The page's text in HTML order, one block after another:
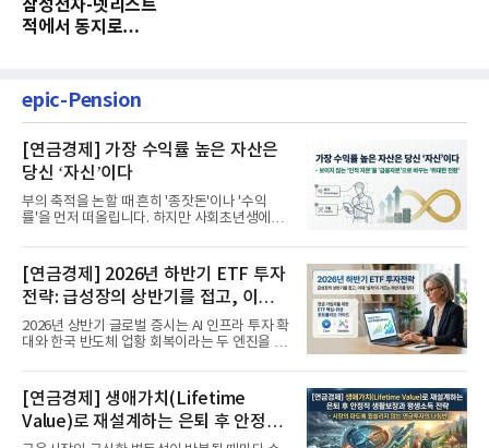
삼성전자-넷리스트
적에서 동지로…
epic-Pension
[연금경제] 가장 수익률 높은 자산은
당신 ‘자신’이다
부의 축적을 논할 때 흔히 '종잣돈'이나 '수익
률'을 먼저 떠올립니다. 하지만 사회초년생에게
[연금경제] 2026년 하반기 ETF 투자
전략: 급성장의 상반기를 접고, 이제
'실적'이 가르는 하반기를 맞다
2026년 상반기 글로벌 증시는 AI 인프라 투자 확
대와 한국 반도체 업황 회복이라는 두 엔진을 달
[연금경제] 생애가치(Lifetime
Value)로 재설계하는 은퇴 후 안정적